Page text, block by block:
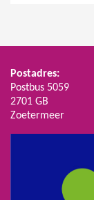
Postadres:
Postbus 5059
2701 GB
Zoetermeer